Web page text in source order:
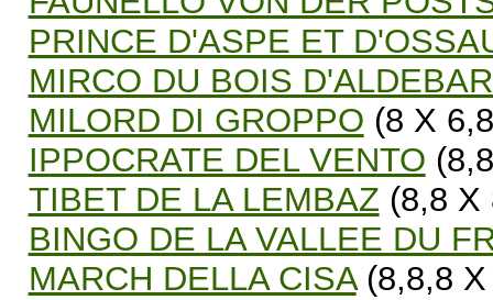
PRINCE D'ASPE ET
MIRCO DU BOIS
MILORD DI GROPPO (8 X
IPPOCRATE DEL VENTO
TIBET DE LA LEMBAZ (8,8 X
BINGO DE LA VALLEE DU
MARCH DELLA CISA(8,8,8 X